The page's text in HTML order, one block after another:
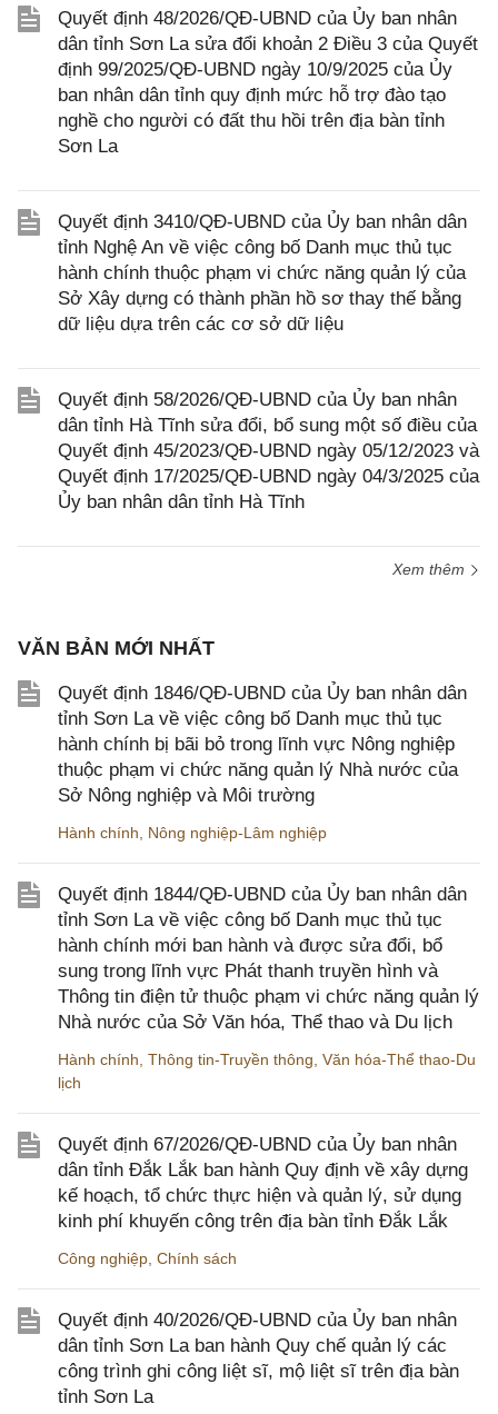
Quyết định 48/2026/QĐ-UBND của Ủy ban nhân
dân tỉnh Sơn La sửa đổi khoản 2 Điều 3 của Quyết
định 99/2025/QĐ-UBND ngày 10/9/2025 của Ủy
ban nhân dân tỉnh quy định mức hỗ trợ đào tạo
nghề cho người có đất thu hồi trên địa bàn tỉnh
Sơn La
Quyết định 3410/QĐ-UBND của Ủy ban nhân dân
tỉnh Nghệ An về việc công bố Danh mục thủ tục
hành chính thuộc phạm vi chức năng quản lý của
Sở Xây dựng có thành phần hồ sơ thay thế bằng
dữ liệu dựa trên các cơ sở dữ liệu
Quyết định 58/2026/QĐ-UBND của Ủy ban nhân
dân tỉnh Hà Tĩnh sửa đổi, bổ sung một số điều của
Quyết định 45/2023/QĐ-UBND ngày 05/12/2023 và
Quyết định 17/2025/QĐ-UBND ngày 04/3/2025 của
Ủy ban nhân dân tỉnh Hà Tĩnh
Xem thêm
VĂN BẢN MỚI NHẤT
Quyết định 1846/QĐ-UBND của Ủy ban nhân dân
tỉnh Sơn La về việc công bố Danh mục thủ tục
hành chính bị bãi bỏ trong lĩnh vực Nông nghiệp
thuộc phạm vi chức năng quản lý Nhà nước của
Sở Nông nghiệp và Môi trường
Hành chính Nông nghiệp-Lâm nghiệp
Quyết định 1844/QĐ-UBND của Ủy ban nhân dân
tỉnh Sơn La về việc công bố Danh mục thủ tục
hành chính mới ban hành và được sửa đổi, bổ
sung trong lĩnh vực Phát thanh truyền hình và
Thông tin điện tử thuộc phạm vi chức năng quản lý
Nhà nước của Sở Văn hóa, Thể thao và Du lịch
Hành chính Thông tin-Truyền thông Văn hóa-Thể thao-Du
lịch
Quyết định 67/2026/QĐ-UBND của Ủy ban nhân
dân tỉnh Đắk Lắk ban hành Quy định về xây dựng
kế hoạch, tổ chức thực hiện và quản lý, sử dụng
kinh phí khuyến công trên địa bàn tỉnh Đắk Lắk
Công nghiệp Chính sách
Quyết định 40/2026/QĐ-UBND của Ủy ban nhân
dân tỉnh Sơn La ban hành Quy chế quản lý các
công trình ghi công liệt sĩ, mộ liệt sĩ trên địa bàn
tỉnh Sơn La